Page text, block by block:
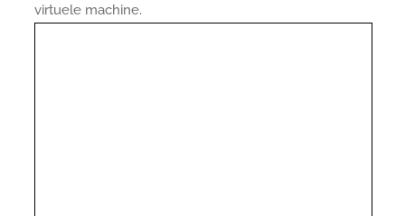
virtuele machine.